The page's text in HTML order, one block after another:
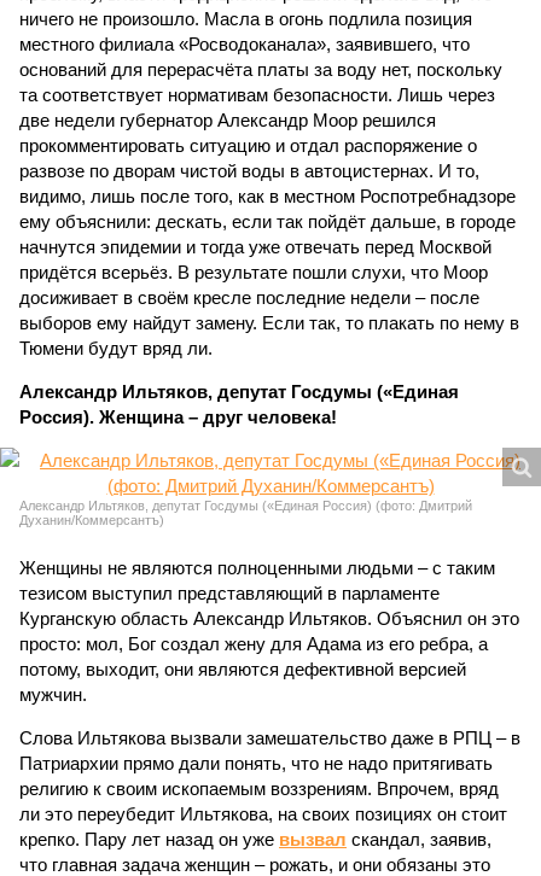
ничего не произошло. Масла в огонь подлила позиция
местного филиала «Росводоканала», заявившего, что
оснований для перерасчёта платы за воду нет, поскольку
та соответствует нормативам безопасности. Лишь через
две недели губернатор Александр Моор решился
прокомментировать ситуацию и отдал распоряжение о
развозе по дворам чистой воды в автоцистернах. И то,
видимо, лишь после того, как в местном Роспотребнадзоре
ему объяснили: дескать, если так пойдёт дальше, в городе
начнутся эпидемии и тогда уже отвечать перед Москвой
придётся всерьёз. В результате пошли слухи, что Моор
досиживает в своём кресле последние недели – после
выборов ему найдут замену. Если так, то плакать по нему в
Тюмени будут вряд ли.
Александр Ильтяков, депутат Госдумы («Единая
Россия). Женщина – друг человека!
Александр Ильтяков, депутат Госдумы («Единая Россия) (фото: Дмитрий
Духанин/Коммерсантъ)
Женщины не являются полноценными людьми – с таким
тезисом выступил представляющий в парламенте
Курганскую область Александр Ильтяков. Объяснил он это
просто: мол, Бог создал жену для Адама из его ребра, а
потому, выходит, они являются дефективной версией
мужчин.
Слова Ильтякова вызвали замешательство даже в РПЦ – в
Патриархии прямо дали понять, что не надо притягивать
религию к своим ископаемым воззрениям. Впрочем, вряд
ли это переубедит Ильтякова, на своих позициях он стоит
крепко. Пару лет назад он уже вызвал скандал, заявив,
что главная задача женщин – рожать, и они обязаны это